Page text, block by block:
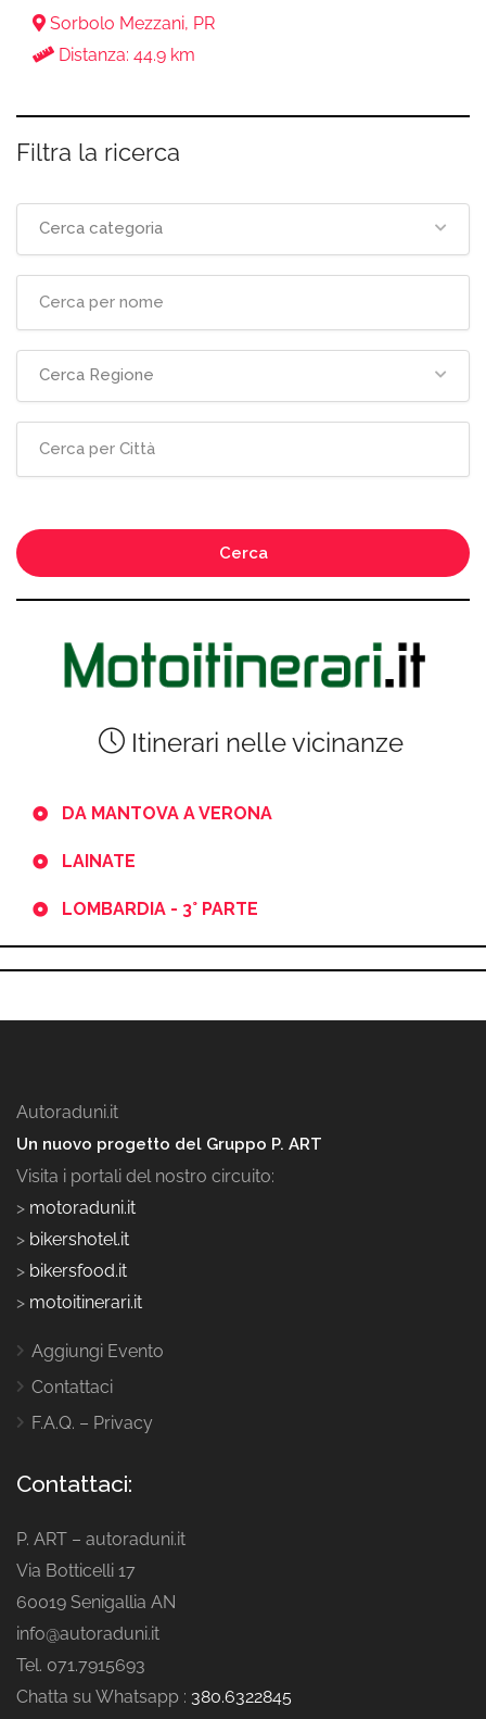
Sorbolo Mezzani, PR
Distanza: 44.9 km
Filtra la ricerca
Cerca categoria
Cerca Regione
Cerca
Itinerari nelle vicinanze
DA MANTOVA A VERONA
LAINATE
LOMBARDIA - 3° PARTE
Autoraduni.it
Un nuovo progetto del Gruppo P. ART
Visita i portali del nostro circuito:
> motoraduni.it
> bikershotel.it
> bikersfood.it
> motoitinerari.it
Aggiungi Evento
Contattaci
F.A.Q. – Privacy
Contattaci:
P. ART – autoraduni.it
Via Botticelli 17
60019 Senigallia AN
info@autoraduni.it
Tel. 071.7915693
Chatta su Whatsapp : 380.6322845